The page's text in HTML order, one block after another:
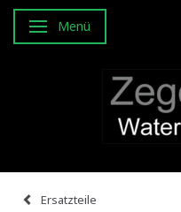
Anzeige ändern
Menü
Ersatzteile